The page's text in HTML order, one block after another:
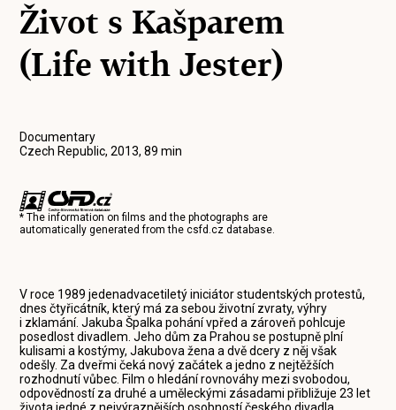
Život s Kašparem
(Life with Jester)
Documentary
Czech Republic, 2013, 89 min
* The information on films and the photographs are
automatically generated from thecsfd.cz database.
V roce 1989 jedenadvacetiletý iniciátor studentských protestů,
dnes čtyřicátník, který má za sebou životní zvraty, výhry
i zklamání. Jakuba Špalka pohání vpřed a zároveň pohlcuje
posedlost divadlem. Jeho dům za Prahou se postupně plní
kulisami a kostýmy, Jakubova žena a dvě dcery z něj však
odešly. Za dveřmi čeká nový začátek a jedno z nejtěžších
rozhodnutí vůbec. Film o hledání rovnováhy mezi svobodou,
odpovědností za druhé a uměleckými zásadami přibližuje 23 let